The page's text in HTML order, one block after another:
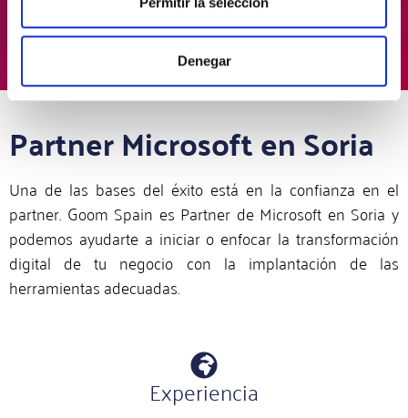
Denegar
los procesos en tiempo real y manejar el flujo
de entrada y salida de materias primas.
Partner Microsoft en Soria
Una de las bases del éxito está en la confianza en el
partner. Goom Spain es Partner de Microsoft en Soria y
podemos ayudarte a iniciar o enfocar la transformación
digital de tu negocio con la implantación de las
herramientas adecuadas.
Experiencia